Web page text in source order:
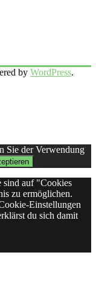
by WordPress.
Sie der Verwendung
sind auf "Cookies
zu ermöglichen.
Einstellungen
du sich damit